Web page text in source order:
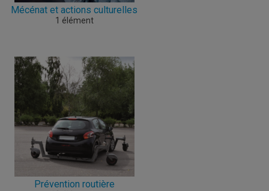
Mécénat et actions culturelles
1 élément
Prévention routière